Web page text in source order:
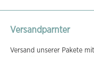
Versandparnter
Versand unserer Pakete